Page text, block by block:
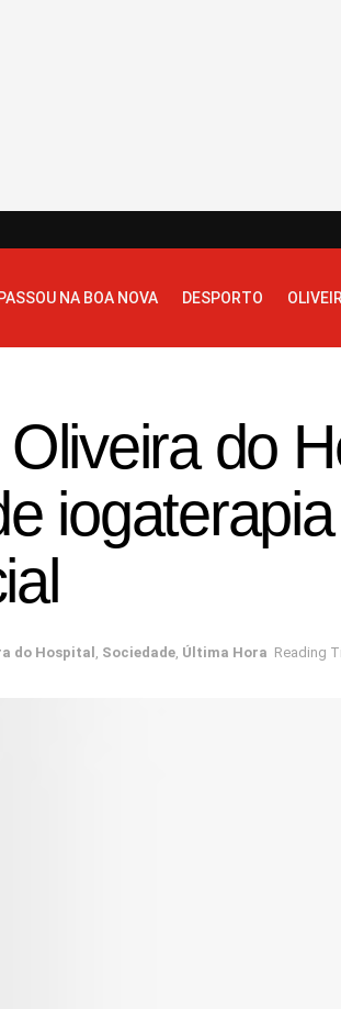
PASSOU NA BOA NOVA DESPORTO
do
do Hospital , Sociedade, Última Hora Reading